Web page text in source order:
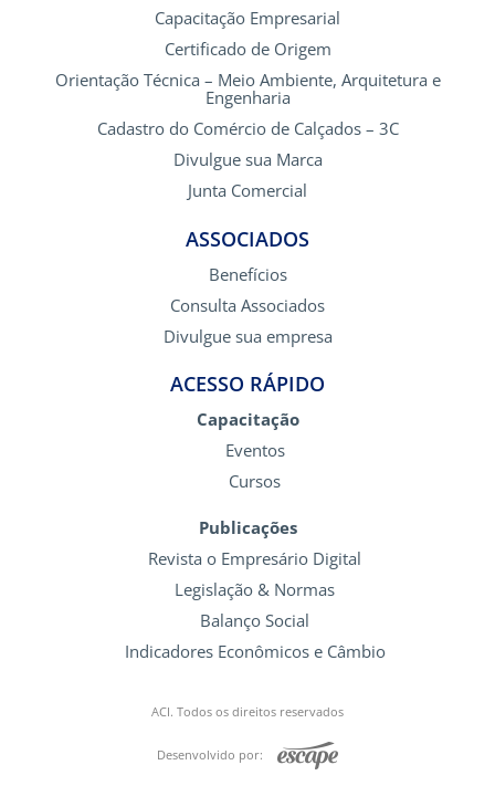
Capacitação Empresarial
Certificado de Origem
Orientação Técnica – Meio Ambiente, Arquitetura e
Engenharia
Cadastro do Comércio de Calçados – 3C
Divulgue sua Marca
Junta Comercial
ASSOCIADOS
Benefícios
Consulta Associados
Divulgue sua empresa
ACESSO RÁPIDO
Capacitação
Eventos
Cursos
Publicações
Revista o Empresário Digital
Legislação & Normas
Balanço Social
Indicadores Econômicos e Câmbio
ACI. Todos os direitos reservados
Desenvolvido por: